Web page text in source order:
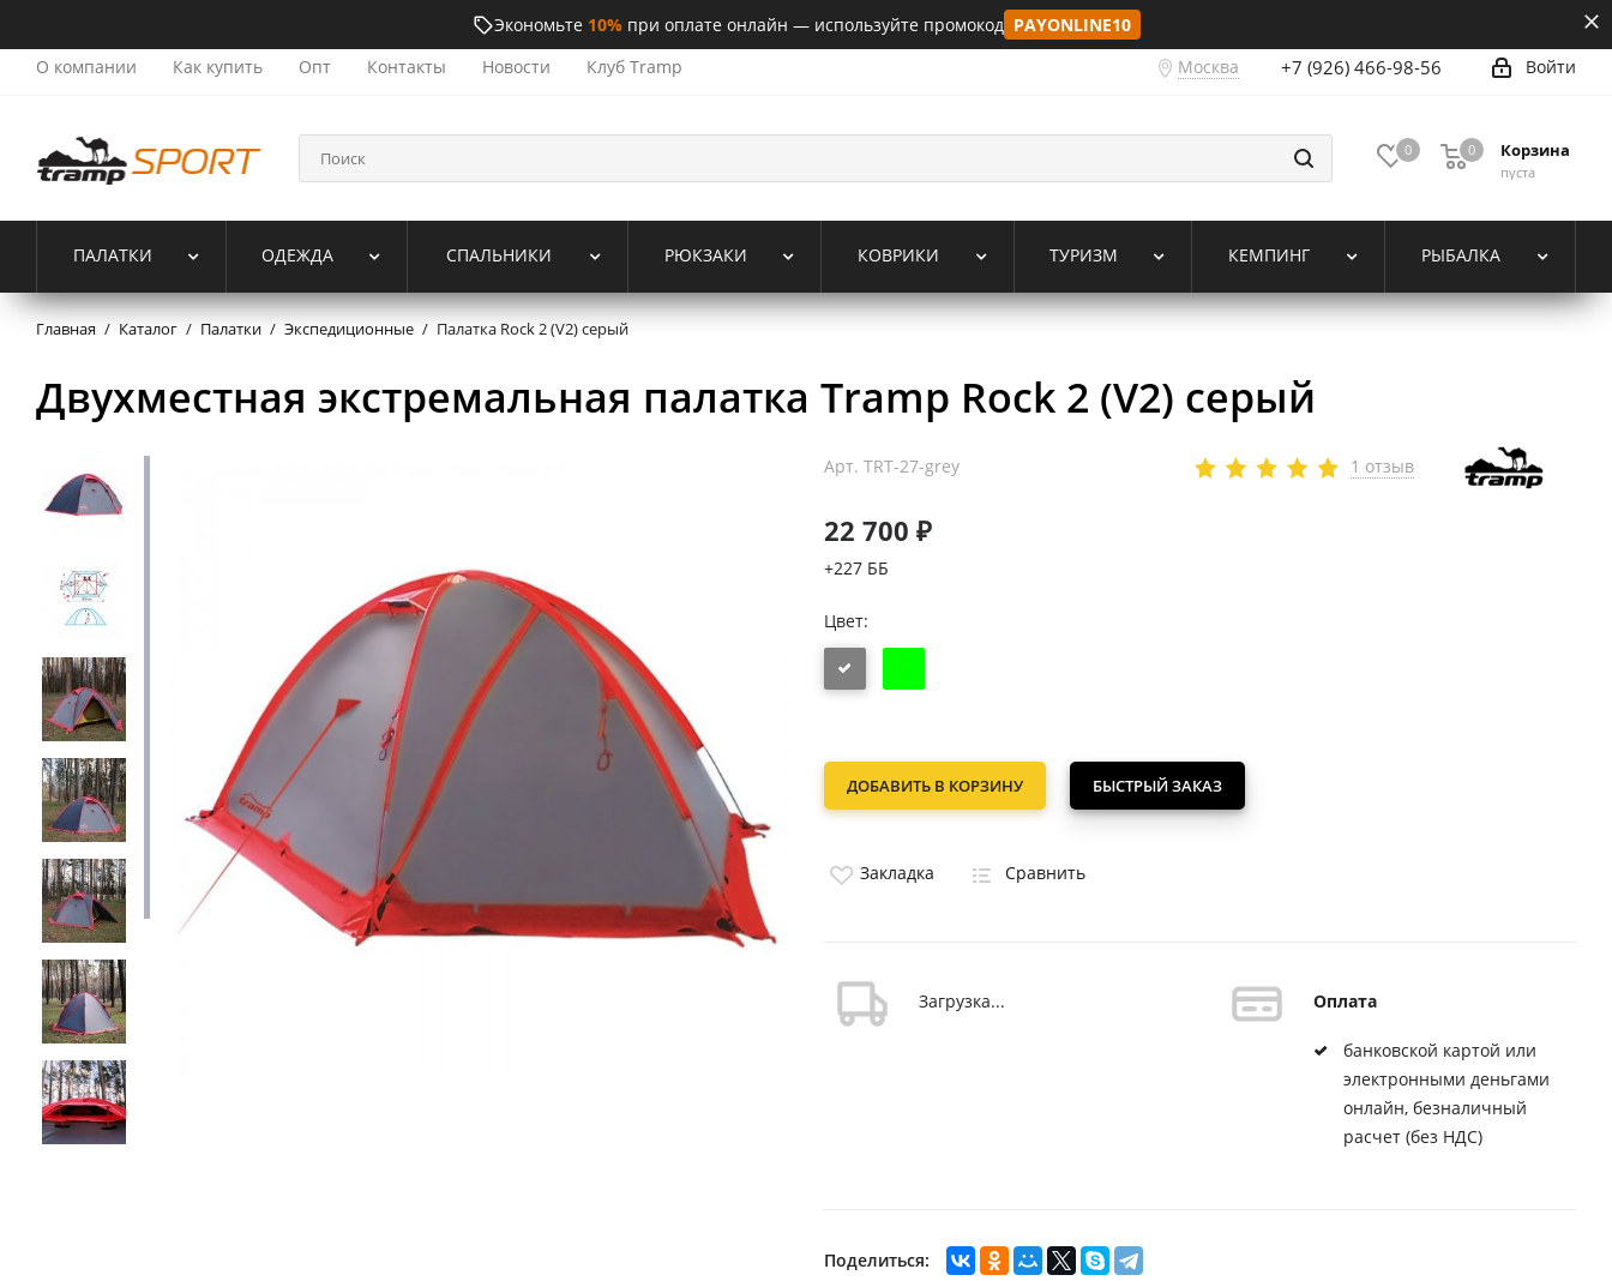
Экономьте 10%при оплате онлайн — используйте промокод PAYONLINE10
О компании
Как купить Опт Контакты Новости Клуб Tramp Москва Войти
+7 (926) 466-98-56
0 Корзина
пуста
0
ПАЛАТКИ ОДЕЖДА СПАЛЬНИКИ РЮКЗАКИ КОВРИКИ ТУРИЗМ КЕМПИНГ РЫБАЛКА
Главная / Каталог / Палатки / Экспедиционные / Палатка Rock 2 (V2) серый
Двухместная экстремальная палатка Tramp Rock 2 (V2) серый
Арт. TRT-27-grey 1 отзыв
22 700 ₽
+227 ББ
Цвет:
ДОБАВИТЬ В КОРЗИНУ БЫСТРЫЙ ЗАКАЗ
Закладка Сравнить
Загрузка... Оплата
банковской картой или
электронными деньгами
онлайн, безналичный
расчет (без НДС)
Поделиться: